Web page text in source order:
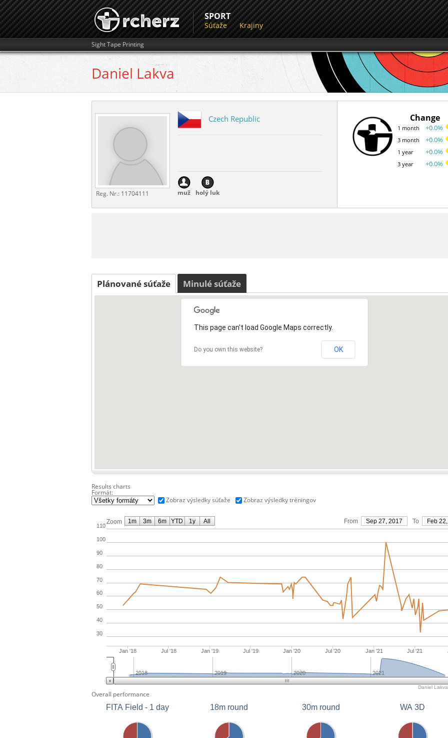
SPORT
Súťaže Krajiny
Sight Tape Printing
Daniel Lakva
Reg. Nr.: 11704111
Czech Republic
muž holý luk
Change
1 month
3 month
1 year
3 year
+0.0%
+0.0%
+0.0%
+0.0%
Plánované súťaže Minulé súťaže
This page can't load Google Maps correctly.
Do you own this website? OK
Results charts
Formát:
Zobraz výsledky súťaže
Zobraz výsledky tréningov
Zoom From Sep 27, 2017 To Feb
Jan '18 Jul '18 Jan '19 Jul '19 Jan '20 Jul '20 Jan '21 Jul '21
30
40
50
60
70
80
90
100
110
2018 2019 2020 2021
1m 3m 6m YTD 1y All
Daniel
Overall performance
FITA Field - 1 day
18m round 30m round WA 3D